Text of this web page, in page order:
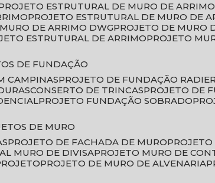
PROJETO ESTRUTURAL DE MURO DE
PROJETO ESTRUTURAL DE MURO DE
MURO DE ARRIMO DWG
PROJETO DE MURO
ESTRUTURAL DE ARRIMO
PROJETO
DE FUNDAÇÃO
CAMPINAS
PROJETO DE FUNDAÇÃO
CONSERTO DE TRINCAS
PROJETO DE
PROJETO FUNDAÇÃO SOBRADO
DE MURO
PROJETO DE FACHADA DE MURO
MURO DE DIVISA
PROJETO MURO DE
PROJETO DE MURO DE ALVENARIA